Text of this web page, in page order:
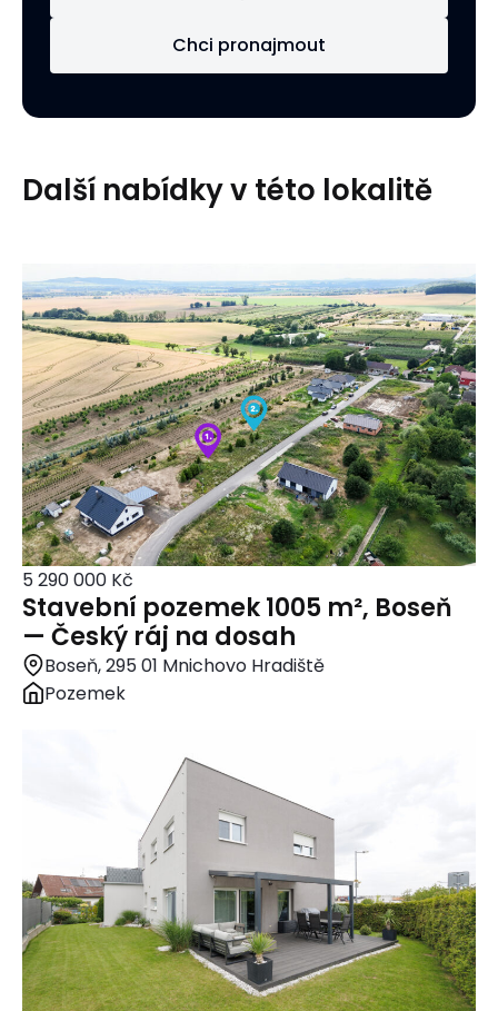
Chci pronajmout
Další nabídky v této lokalitě
5 290 000 Kč
Stavební pozemek 1005 m², Boseň
— Český ráj na dosah
Boseň, 295 01 Mnichovo Hradiště
Pozemek